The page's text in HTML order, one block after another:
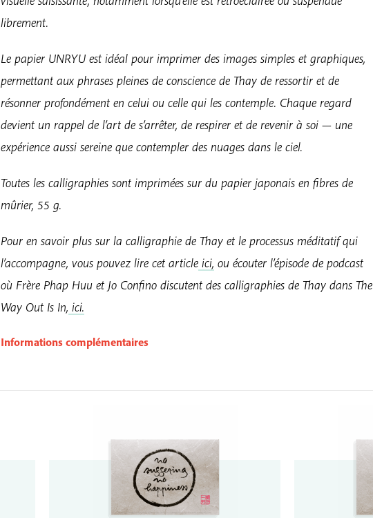
librement.
Le papier UNRYU est idéal pour imprimer des images simples et graphiques,
permettant aux phrases pleines de conscience de Thay de ressortir et de
résonner profondément en celui ou celle qui les contemple. Chaque regard
devient un rappel de l’art de s’arrêter, de respirer et de revenir à soi — une
expérience aussi sereine que contempler des nuages dans le ciel.
Toutes les calligraphies sont imprimées sur du papier japonais en fibres de
mûrier, 55 g.
Pour en savoir plus sur la calligraphie de Thay et le processus méditatif qui
l’accompagne, vous pouvez lire cet article ici, ou écouter l’épisode de podcast
où Frère Phap Huu et Jo Confino discutent des calligraphies de Thay dans The
Way Out Is In, ici.
Informations complémentaires